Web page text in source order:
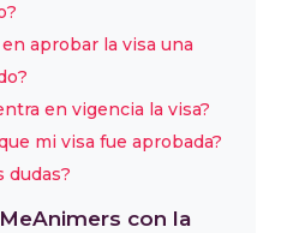
aprobar la visa una
en vigencia la visa?
mi visa fue aprobada?
dudas?
con la